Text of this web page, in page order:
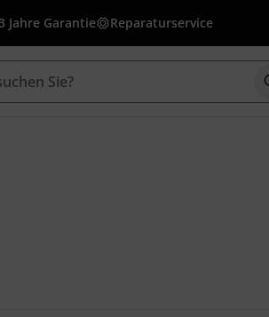
Jahre Garantie Reparaturservice